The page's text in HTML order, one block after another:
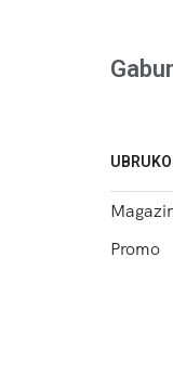
Promo